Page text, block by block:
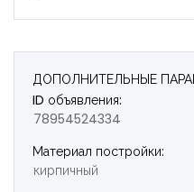
ДОПОЛНИТЕЛЬНЫЕ
ID объявления:
78954524334
Материал постройки:
кирпичный
Запомнить